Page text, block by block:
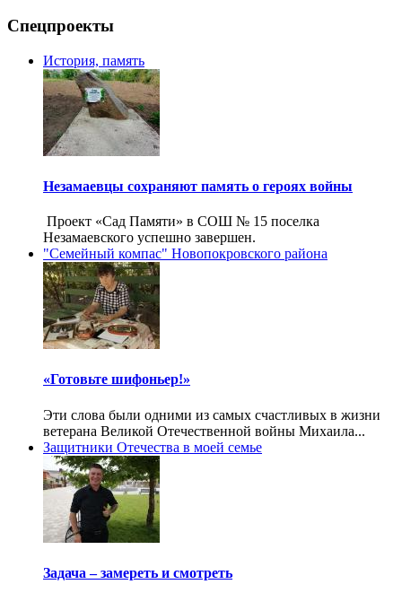
Спецпроекты
История, память
Незамаевцы сохраняют память о героях войны
Проект «Сад Памяти» в СОШ № 15 поселка
Незамаевского успешно завершен.
"Семейный компас" Новопокровского района
«Готовьте шифоньер!»
Эти слова были одними из самых счастливых в жизни
ветерана Великой Отечественной войны Михаила...
Защитники Отечества в моей семье
Задача – замереть и смотреть